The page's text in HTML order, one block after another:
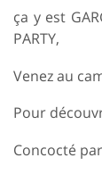
ça y est
PARTY,
Venez au
Pour
Concocté